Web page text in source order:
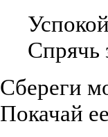
Спрячь
Сбереги
Покачай